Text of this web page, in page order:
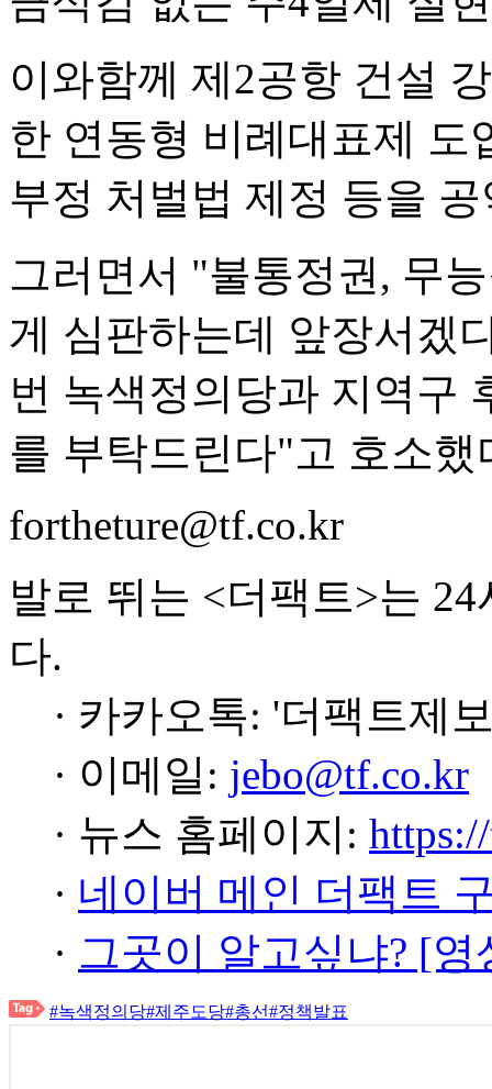
이와함께 제2공항 건설
한 연동형 비례대표제 도
부정 처벌법 제정 등을
그러면서 "불통정권, 무
게 심판하는데 앞장서겠
번 녹색정의당과 지역구
를 부탁드린다"고 호소했
fortheture@tf.co.kr
발로 뛰는 <더팩트>는
다.
· 카카오톡: '더팩트제
· 이메일: jebo@tf.co.kr
· 뉴스 홈페이지:
· 네이버 메인 더팩트
· 그곳이 알고싶냐? [
#녹색정의당#제주도당#총선#정책발표